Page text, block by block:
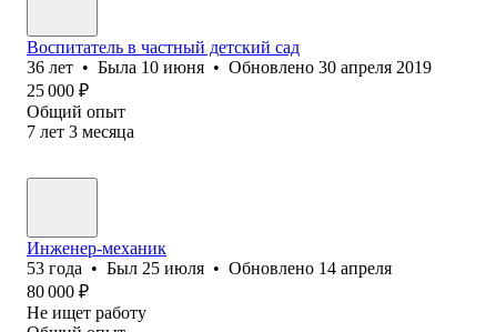
Воспитатель в частный детский сад
36 лет • Была 10 июня • Обновлено 30 апреля 2019
25 000 ₽
Общий опыт
7 лет 3 месяца
Инженер-механик
53 года • Был 25 июля • Обновлено 14 апреля
80 000 ₽
Не ищет работу